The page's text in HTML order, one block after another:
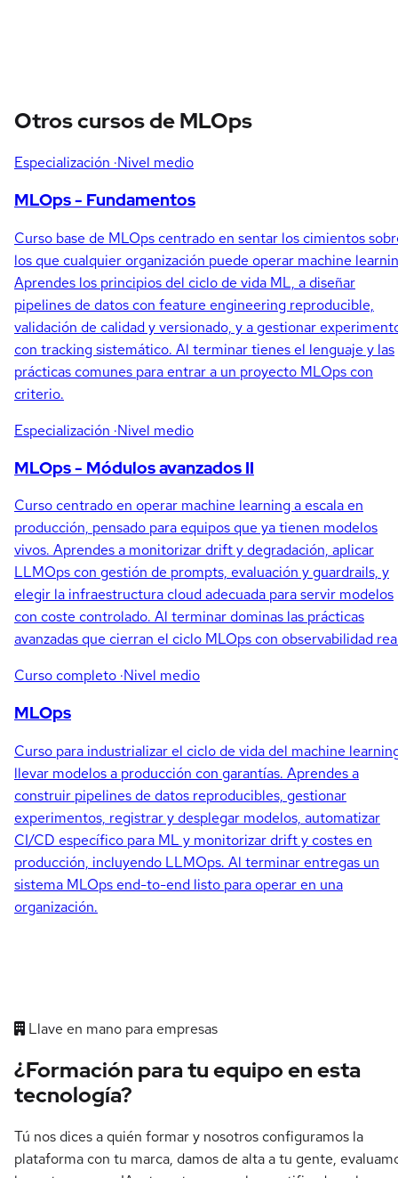
Otros cursos de MLOps
Especialización ·Nivel medio
MLOps - Fundamentos
Curso base de MLOps centrado en sentar los cimientos
los que cualquier organización puede operar machine
Aprendes los principios del ciclo de vida ML, a diseñar
pipelines de datos con feature engineering reproducible,
validación de calidad y versionado, y a gestionar
con tracking sistemático. Al terminar tienes el lenguaje y las
prácticas comunes para entrar a un proyecto MLOps con
criterio.
Especialización ·Nivel medio
MLOps - Módulos avanzados II
Curso centrado en operar machine learning a escala en
producción, pensado para equipos que ya tienen modelos
vivos. Aprendes a monitorizar drift y degradación, aplicar
LLMOps con gestión de prompts, evaluación y guardrails, y
elegir la infraestructura cloud adecuada para servir modelos
con coste controlado. Al terminar dominas las prácticas
avanzadas que cierran el ciclo MLOps con observabilidad
Curso completo ·Nivel medio
MLOps
Curso para industrializar el ciclo de vida del machine
llevar modelos a producción con garantías. Aprendes a
construir pipelines de datos reproducibles, gestionar
experimentos, registrar y desplegar modelos, automatizar
CI/CD específico para ML y monitorizar drift y costes en
producción, incluyendo LLMOps. Al terminar entregas un
sistema MLOps end-to-end listo para operar en una
organización.
Llave en mano para empresas
¿Formación para tu equipo en esta
tecnología?
Tú nos dices a quién formar y nosotros configuramos la
plataforma con tu marca, damos de alta a tu gente,